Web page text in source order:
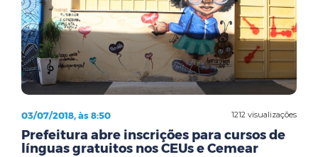
1212 visualizações
03/07/2018, às 8:50
Prefeitura abre inscrições para cursos de
línguas gratuitos nos CEUs e Cemear